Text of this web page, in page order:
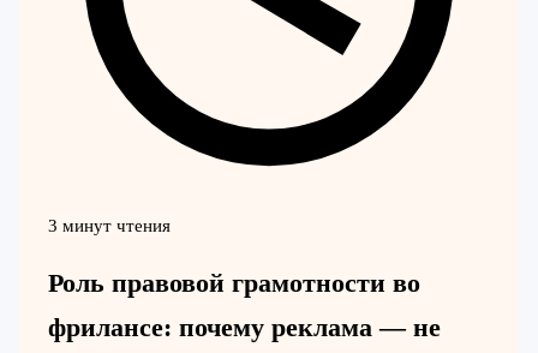
3 минут чтения
Роль правовой грамотности во
фрилансе: почему реклама — не